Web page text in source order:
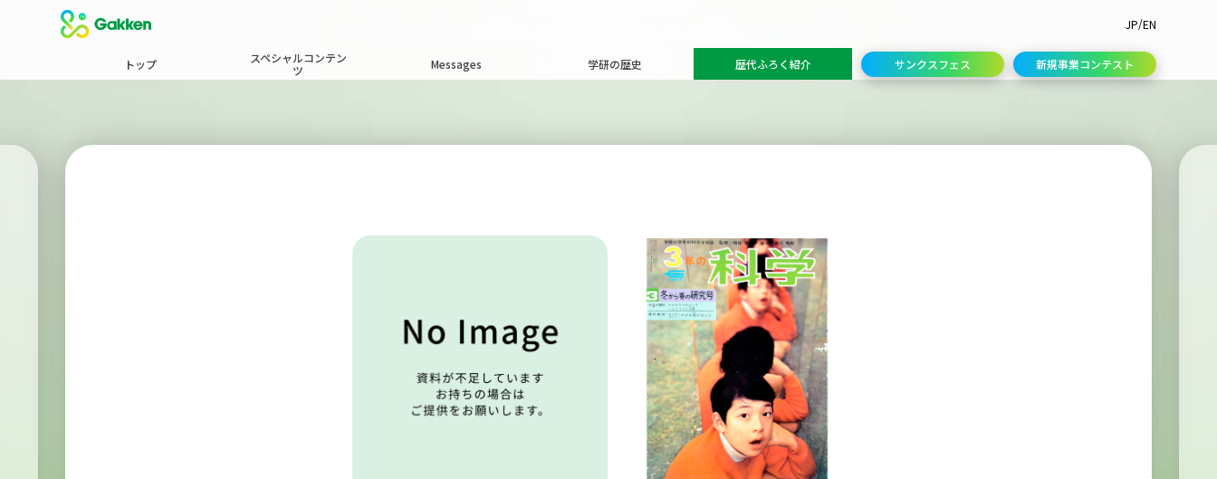
JP/EN
トップ
スペシャルコンテン
ツ
Messages 学研の歴史 歴代ふろく紹介 サンクスフェス 新規事業コンテスト